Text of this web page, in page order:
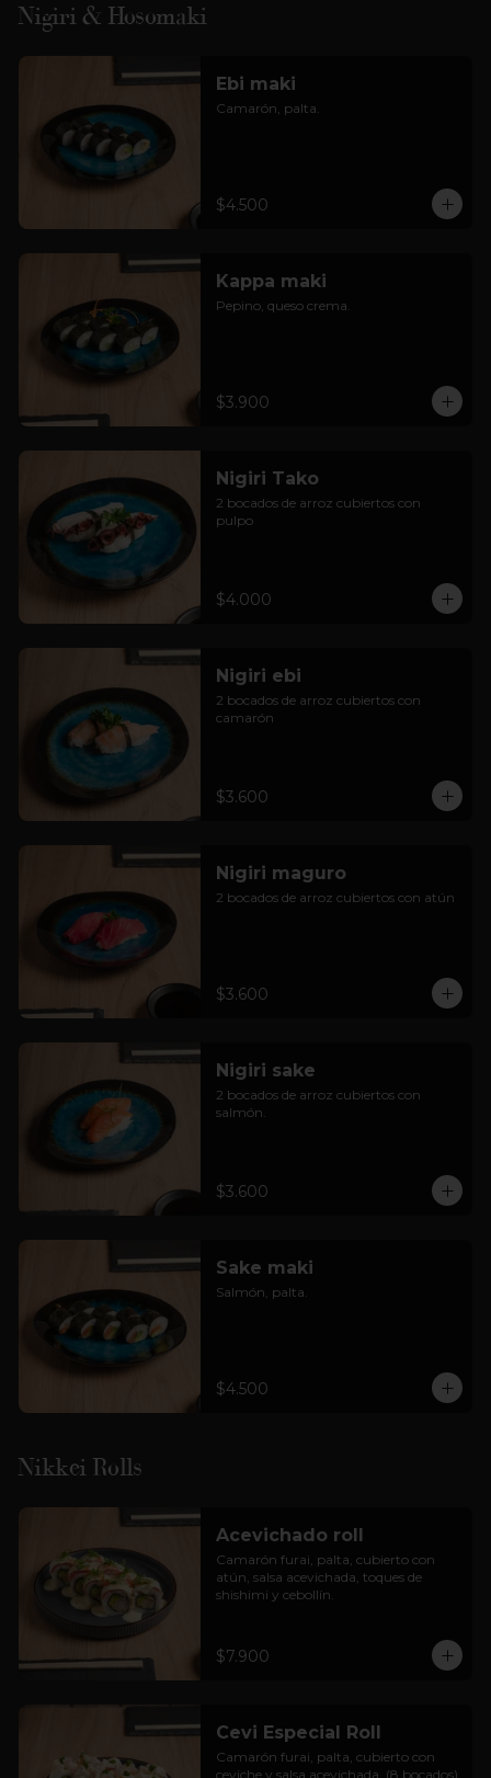
Nigiri & Hosomaki
Ebi maki
Camarón, palta.
$4.500
Kappa maki
Pepino, queso crema.
$3.900
Nigiri Tako
2 bocados de arroz cubiertos con
pulpo
$4.000
Nigiri ebi
2 bocados de arroz cubiertos con
camarón
$3.600
Nigiri maguro
2 bocados de arroz cubiertos con atún
$3.600
Nigiri sake
2 bocados de arroz cubiertos con
salmón.
$3.600
Sake maki
Salmón, palta.
$4.500
Nikkei Rolls
Acevichado roll
Camarón furai, palta, cubierto con
atún, salsa acevichada, toques de
shishimi y cebollín.
$7.900
Cevi Especial Roll
Camarón furai, palta, cubierto con
ceviche y salsa acevichada. (8 bocados)